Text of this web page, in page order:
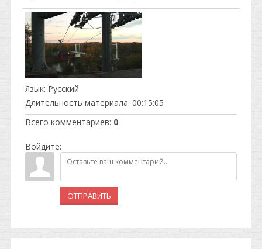
Язык: Русский
Длительность материала: 00:15:05
Всего комментариев: 0
Войдите:
ОТПРАВИТЬ